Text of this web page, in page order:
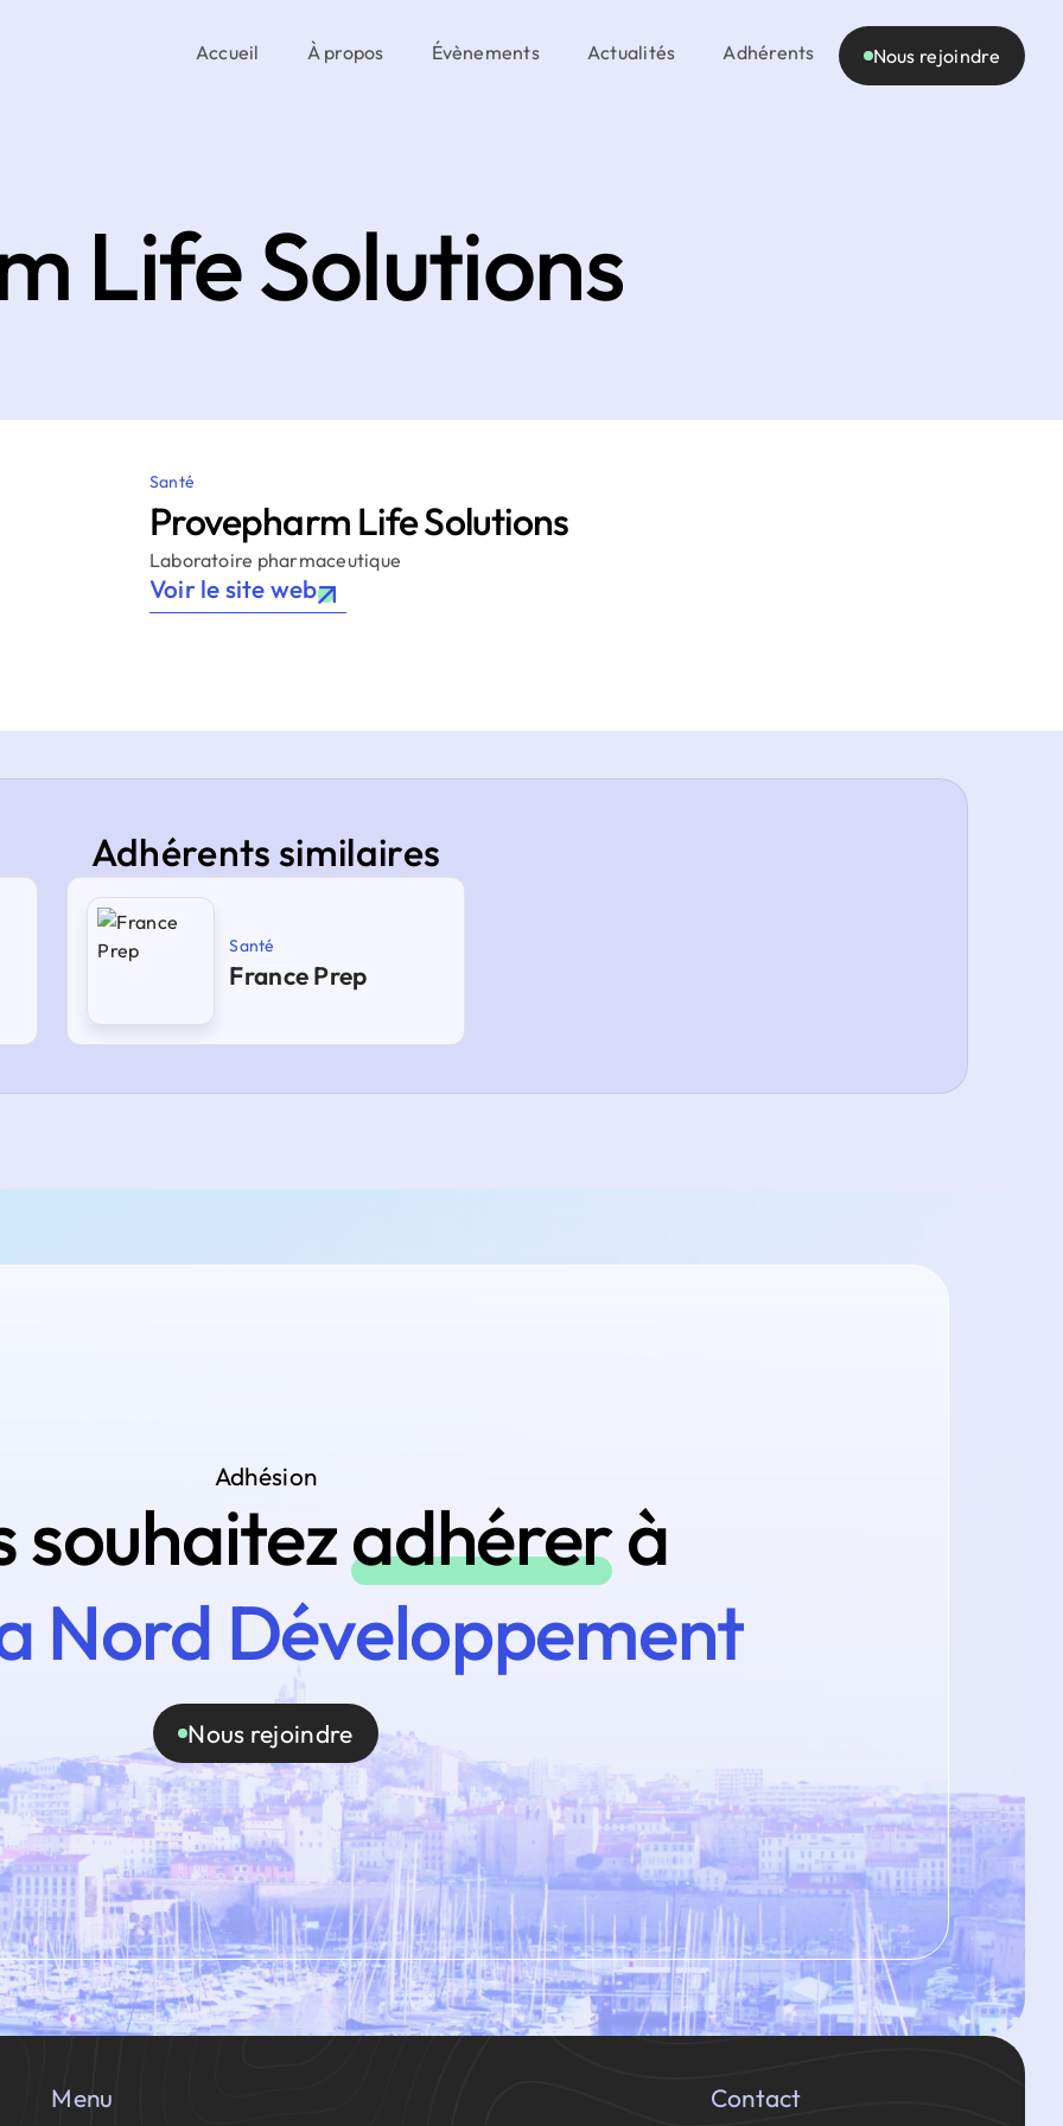
Accueil À propos Évènements Actualités Adhérents Nous rejoindre
Life Solutions
Santé
Provepharm Life Solutions
Laboratoire pharmaceutique
Voir le site web
Adhérents similaires
Santé
France Prep
Adhésion
souhaitezadhérerà
Nord Développement
Nous rejoindre
Menu
Contact